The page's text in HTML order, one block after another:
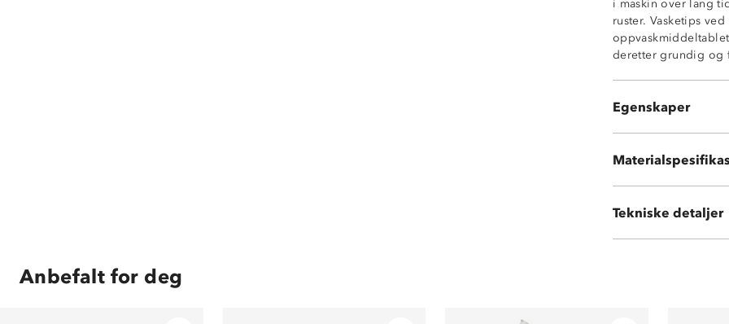
i maskin over lang
ruster. Vasketips
deretter grundig og
Egenskaper
Ekstra vid
Fliplokk med
Karabinkrok
Lokk i
Bør håndvaskes
Rustfritt stål
Tekniske detaljer
Volum: 500 ml
Anbefalt for deg